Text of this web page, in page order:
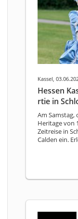
Kassel,
Hessen
rtie in
Am Samstag,
Heritage von
Zeitreise in
Calden ein.